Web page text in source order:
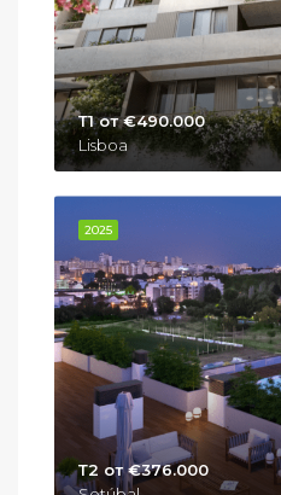
Т1 от €490.000
Lisboa
2025
Т2 от €376.000